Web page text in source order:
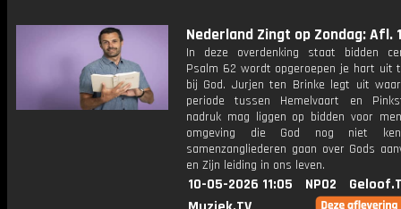
Nederland Zingt op Zondag: Afl.
In deze overdenking staat bidden
Psalm 62 wordt opgeroepen je hart uit
bij God. Jurjen ten Brinke legt uit
periode tussen Hemelvaart en
nadruk mag liggen op bidden voor
omgeving die God nog niet
samenzangliederen gaan over Gods
en Zijn leiding in ons leven.
10-05-2026 11:05 NPO2